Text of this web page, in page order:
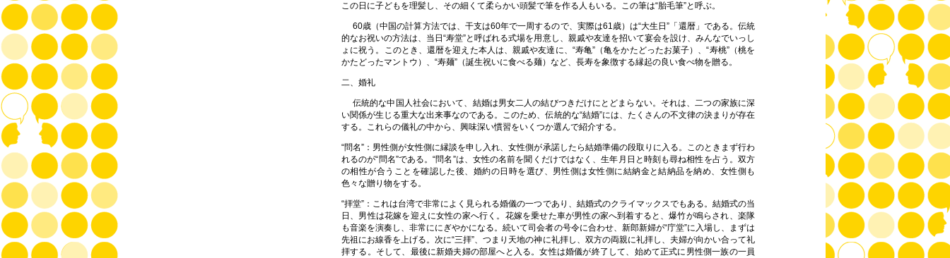
この日に子どもを理髪し、その細くて柔らかい頭髪で筆を作る人もいる。この筆は“胎毛筆”と呼ぶ。
60歳（中国の計算方法では、干支は60年で一周するので、実際は61歳）は“大生日”「 還暦」である。伝統
的なお祝いの方法は、当日“寿堂”と呼ばれる式場を用意し、親戚や友達を招いて宴会を設け、みんなでいっし
ょに祝う。このとき、還暦を迎えた本人は、親戚や友達に、“寿亀”（亀をかたどったお菓子）、“寿桃”（桃を
かたどったマントウ）、“寿麺”（誕生祝いに食べる麺）など、長寿を象徴する縁起の良い食べ物を贈る。
二、婚礼
伝統的な中国人社会において、結婚は男女二人の結びつきだけにとどまらない。それは、二つの家族に深
い関係が生じる重大な出来事なのである。このため、伝統的な“結婚”には、たくさんの不文律の決まりが存在
する。これらの儀礼の中から、興味深い慣習をいくつか選んで紹介する。
“問名”：男性側が女性側に縁談を申し入れ、女性側が承諾したら結婚準備の段取りに入る。このときまず行わ
れるのが“問名”である。“問名”は、女性の名前を聞くだけではなく、生年月日と時刻も尋ね相性を占う。双方
の相性が合うことを確認した後、婚約の日時を選び、男性側は女性側に結納金と結納品を納め、女性側も
色々な贈り物をする。
“拝堂”：これは台湾で非常によく見られる婚儀の一つであり、結婚式のクライマックスでもある。結婚式の当
日、男性は花嫁を迎えに女性の家へ行く。花嫁を乗せた車が男性の家へ到着すると、爆竹が鳴らされ、楽隊
も音楽を演奏し、非常ににぎやかになる。続いて司会者の号令に合わせ、新郎新婦が“庁堂”に入場し、まずは
先祖にお線香を上げる。次に“三拝”、つまり天地の神に礼拝し、双方の両親に礼拝し、夫婦が向かい合って礼
拝する。そして、最後に新婚夫婦の部屋へと入る。女性は婚儀が終了して、始めて正式に男性側一族の一員